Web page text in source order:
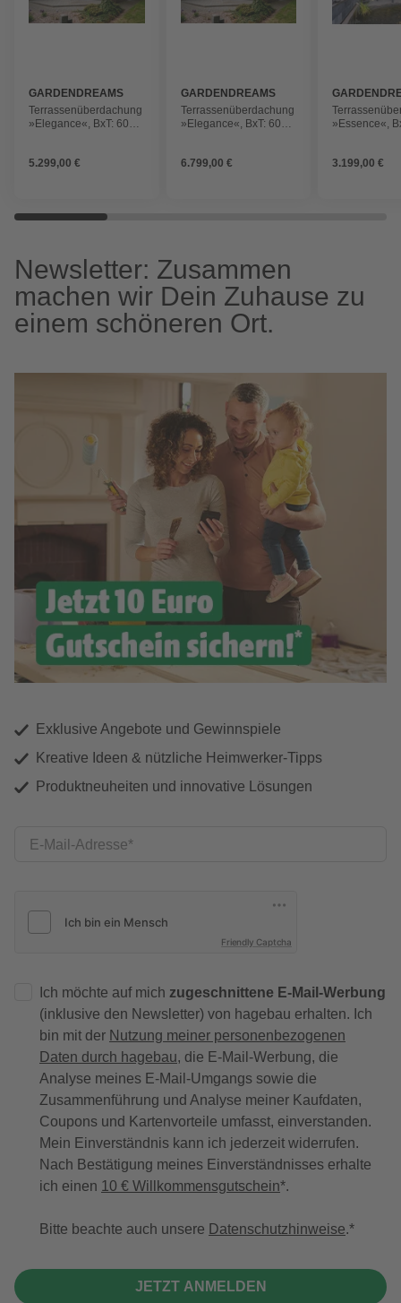
GARDENDREAMS
Terrassenüberdachung
»Elegance«, BxT: 6000
5.299,00 €
GARDENDREAMS
Terrassenüberdachung
»Elegance«, BxT: 6000
6.799,00 €
»Essence«,
3.199,00 €
Newsletter: Zusammen
machen wir Dein Zuhause zu
einem schöneren Ort.
Exklusive Angebote und Gewinnspiele
Kreative Ideen & nützliche Heimwerker-Tipps
Produktneuheiten und innovative Lösungen
E-Mail-Adresse
Friendly Captcha
Ich möchte auf mich zugeschnittene E-Mail-Werbung
(inklusive den Newsletter) von hagebau erhalten. Ich
bin mit der Nutzung meiner personenbezogenen
Daten durch hagebau, die E-Mail-Werbung, die
Analyse meines E-Mail-Umgangs sowie die
Zusammenführung und Analyse meiner Kaufdaten,
Coupons und Kartenvorteile umfasst, einverstanden.
Mein Einverständnis kann ich jederzeit widerrufen.
Nach Bestätigung meines Einverständnisses erhalte
ich einen 10 € Willkommensgutschein*.
Bitte beachte auch unsere Datenschutzhinweise.
JETZT ANMELDEN